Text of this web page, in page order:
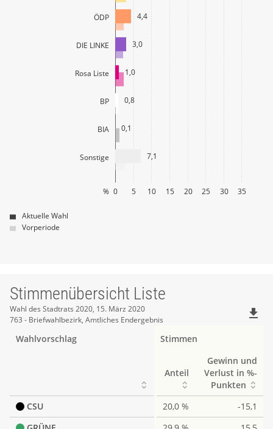
ÖDP
DIE LINKE
Rosa Liste
BP
BIA
Sonstige
0 5 10 15 20 25 30 35
%
4,4
3,0
1,0
0,8
0,1
7,1
Aktuelle Wahl
Vorperiode
Stimmenübersicht Liste
Stimmenübersicht
Liste
Wahl des Stadtrats 2020, 15. März 2020
763 - Briefwahlbezirk, Amtliches Endergebnis
file_download
Wahlvorschlag Stimmen
Anteil
Gewinn und
Verlust in %-
Punkten
CSU
20,0 %
-15,1